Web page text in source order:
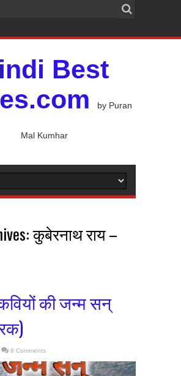
Best
by Puran
Mal Kumhar
कुबेरनाथ राय –
की जन्म सन्
8 Comments